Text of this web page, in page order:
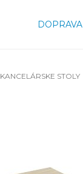
KANCELÁRSKE STOLY